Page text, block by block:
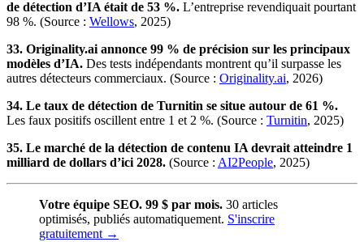
de détection d’IA était de 53 %. L’entreprise revendiquait pourtant
98 %. (Source : Wellows, 2025)
33. Originality.ai annonce 99 % de précision sur les principaux
modèles d’IA. Des tests indépendants montrent qu’il surpasse les
autres détecteurs commerciaux. (Source : Originality.ai, 2026)
34. Le taux de détection de Turnitin se situe autour de 61 %.
Les faux positifs oscillent entre 1 et 2 %. (Source : Turnitin, 2025)
35. Le marché de la détection de contenu IA devrait atteindre 1
milliard de dollars d’ici 2028. (Source : AI2People, 2025)
Votre équipe SEO. 99 $ par mois. 30 articles
optimisés, publiés automatiquement. S'inscrire
gratuitement →